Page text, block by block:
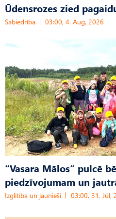
Ūdensrozes zied
Sabiedrība 03:00, 4. Aug, 2026
“Vasara Mālos” pulcē
piedzīvojumam un
Izglītība un jaunieši 03:00, 31. Jūl,